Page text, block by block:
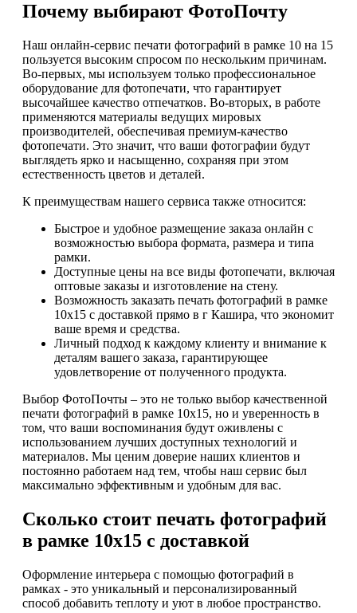
Почему выбирают ФотоПочту
Наш онлайн-сервис печати фотографий в рамке 10 на 15
пользуется высоким спросом по нескольким причинам.
Во-первых, мы используем только профессиональное
оборудование для фотопечати, что гарантирует
высочайшее качество отпечатков. Во-вторых, в работе
применяются материалы ведущих мировых
производителей, обеспечивая премиум-качество
фотопечати. Это значит, что ваши фотографии будут
выглядеть ярко и насыщенно, сохраняя при этом
естественность цветов и деталей.
К преимуществам нашего сервиса также относится:
Быстрое и удобное размещение заказа онлайн с
возможностью выбора формата, размера и типа
рамки.
Доступные цены на все виды фотопечати, включая
оптовые заказы и изготовление на стену.
Возможность заказать печать фотографий в рамке
10х15 с доставкой прямо в г Кашира, что экономит
ваше время и средства.
Личный подход к каждому клиенту и внимание к
деталям вашего заказа, гарантирующее
удовлетворение от полученного продукта.
Выбор ФотоПочты – это не только выбор качественной
печати фотографий в рамке 10х15, но и уверенность в
том, что ваши воспоминания будут оживлены с
использованием лучших доступных технологий и
материалов. Мы ценим доверие наших клиентов и
постоянно работаем над тем, чтобы наш сервис был
максимально эффективным и удобным для вас.
Сколько стоит печать фотографий
в рамке 10х15 с доставкой
Оформление интерьера с помощью фотографий в
рамках - это уникальный и персонализированный
способ добавить теплоту и уют в любое пространство.